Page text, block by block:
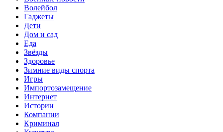
Волейбол
Гаджеты
Дети
Дом и сад
Еда
Звёзды
Здоровье
Зимние виды спорта
Игры
Импортозамещение
Интернет
Истории
Компании
Криминал